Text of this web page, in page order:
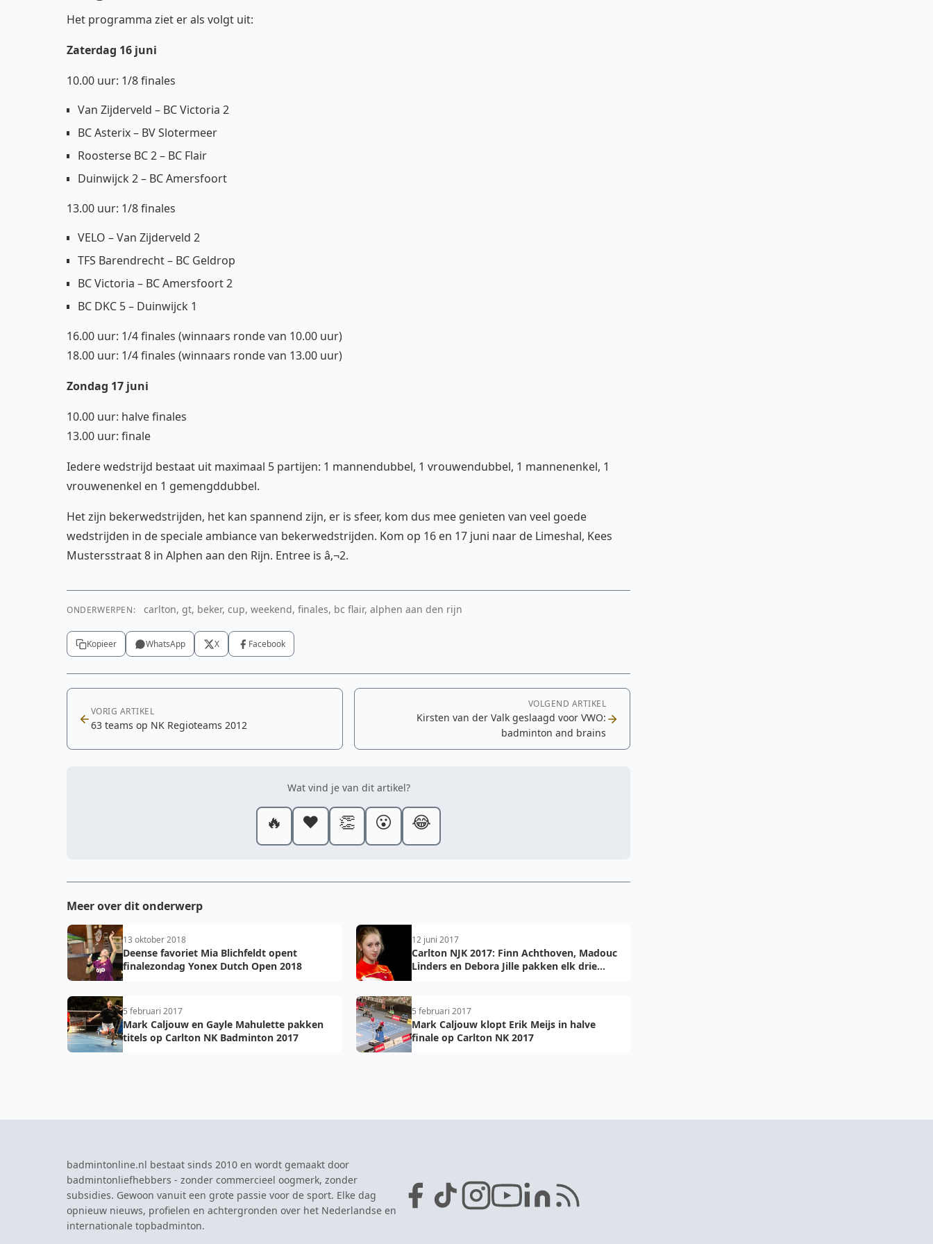
Het programma ziet er als volgt uit:
Zaterdag 16 juni
10.00 uur: 1/8 finales
Van Zijderveld – BC Victoria 2
BC Asterix – BV Slotermeer
Roosterse BC 2 – BC Flair
Duinwijck 2 – BC Amersfoort
13.00 uur: 1/8 finales
VELO – Van Zijderveld 2
TFS Barendrecht – BC Geldrop
BC Victoria – BC Amersfoort 2
BC DKC 5 – Duinwijck 1
16.00 uur: 1/4 finales (winnaars ronde van 10.00 uur)
18.00 uur: 1/4 finales (winnaars ronde van 13.00 uur)
Zondag 17 juni
10.00 uur: halve finales
13.00 uur: finale
Iedere wedstrijd bestaat uit maximaal 5 partijen: 1 mannendubbel, 1 vrouwendubbel, 1 mannenenkel, 1
vrouwenenkel en 1 gemengddubbel.
Het zijn bekerwedstrijden, het kan spannend zijn, er is sfeer, kom dus mee genieten van veel goede
wedstrijden in de speciale ambiance van bekerwedstrijden. Kom op 16 en 17 juni naar de Limeshal, Kees
Mustersstraat 8 in Alphen aan den Rijn. Entree is â‚¬2.
ONDERWERPEN: carlton, gt, beker, cup, weekend, finales, bc flair, alphen aan den rijn
Kopieer WhatsApp X Facebook
VORIG ARTIKEL
63 teams op NK Regioteams 2012
VOLGEND ARTIKEL
Kirsten van der Valk geslaagd voor VWO:
badminton and brains
Wat vind je van dit artikel?
🔥 ❤️ 👏 😮 😂
Meer over dit onderwerp
13 oktober 2018
Deense favoriet Mia Blichfeldt opent
finalezondag Yonex Dutch Open 2018
12 juni 2017
Carlton NJK 2017: Finn Achthoven, Madouc
Linders en Debora Jille pakken elk drie
5 februari 2017
Mark Caljouw en Gayle Mahulette pakken
titels op Carlton NK Badminton 2017
5 februari 2017
Mark Caljouw klopt Erik Meijs in halve
finale op Carlton NK 2017
badmintonline.nl bestaat sinds 2010 en wordt gemaakt door
badmintonliefhebbers - zonder commercieel oogmerk, zonder
subsidies. Gewoon vanuit een grote passie voor de sport. Elke dag
opnieuw nieuws, profielen en achtergronden over het Nederlandse en
internationale topbadminton.